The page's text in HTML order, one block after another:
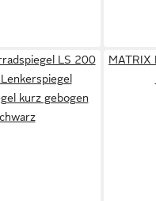
LS 200
kurz gebogen
MATRIX